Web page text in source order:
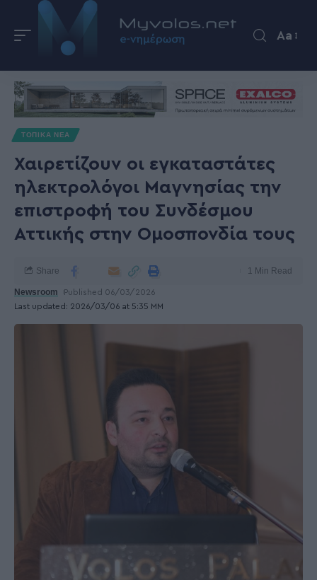
Aa
ΤΟΠΙΚΑ ΝΕΑ
Χαιρετίζουν οι εγκαταστάτες
ηλεκτρολόγοι Μαγνησίας την
επιστροφή του Συνδέσμου
Αττικής στην Ομοσπονδία τους
Last updated: 2026/03/06 at 5:35 ΜΜ
Newsroom Published 06/03/2026
Share 1 Min Read